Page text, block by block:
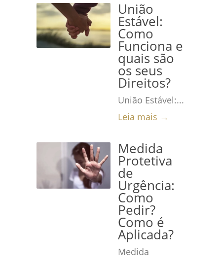
União
Estável:
Como
Funciona e
quais são
os seus
Direitos?
União Estável:...
Leia mais →
Medida
Protetiva
de
Urgência:
Como
Pedir?
Como é
Aplicada?
Medida